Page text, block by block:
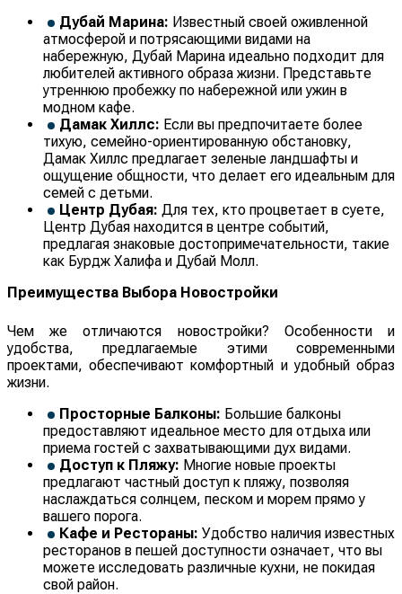
Дубай Марина: Известный своей оживленной
атмосферой и потрясающими видами на
набережную, Дубай Марина идеально подходит для
любителей активного образа жизни. Представьте
утреннюю пробежку по набережной или ужин в
модном кафе.
Дамак Хиллс: Если вы предпочитаете более
тихую, семейно-ориентированную обстановку,
Дамак Хиллс предлагает зеленые ландшафты и
ощущение общности, что делает его идеальным для
семей с детьми.
Центр Дубая: Для тех, кто процветает в суете,
Центр Дубая находится в центре событий,
предлагая знаковые достопримечательности, такие
как Бурдж Халифа и Дубай Молл.
Преимущества Выбора Новостройки
Чем же отличаются новостройки? Особенности и
удобства, предлагаемые этими современными
проектами, обеспечивают комфортный и удобный образ
жизни.
Просторные Балконы: Большие балконы
предоставляют идеальное место для отдыха или
приема гостей с захватывающими дух видами.
Доступ к Пляжу: Многие новые проекты
предлагают частный доступ к пляжу, позволяя
наслаждаться солнцем, песком и морем прямо у
вашего порога.
Кафе и Рестораны: Удобство наличия известных
ресторанов в пешей доступности означает, что вы
можете исследовать различные кухни, не покидая
свой район.